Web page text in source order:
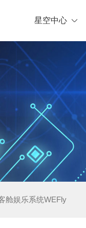
星空中心
舱娱乐系统WEFly